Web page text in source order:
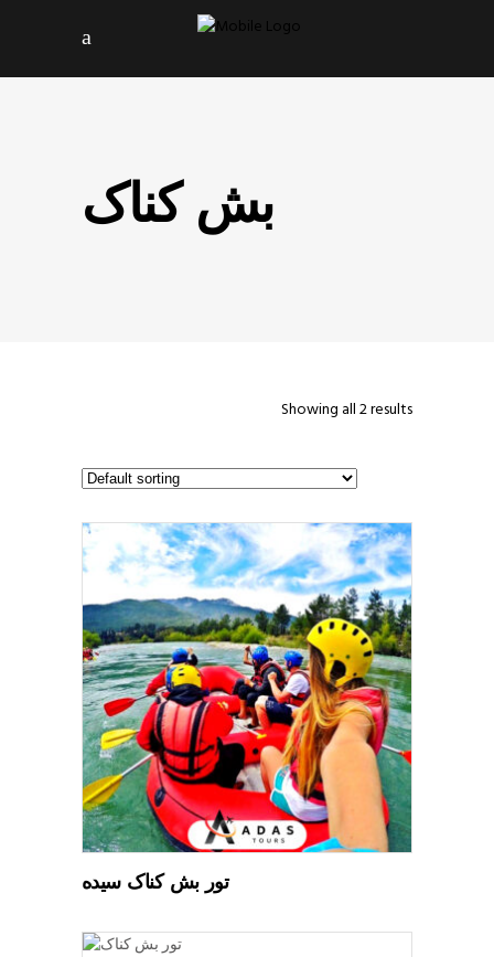
بش کناک
Showing all 2 results
تور بش کناک سیده